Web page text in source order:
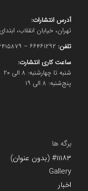
آدرس انتشارات:
تهران، خیابان انقلاب،
تلفن:
ساعت کاری انتشارت:
شنبه تا چهارشنبه: ۸ الی ۲۰
پنج‌شنبه: ۸ الی ۱۹
برگه ها
#۱۱۱۸۳ (بدون عنوان)
Gallery
اخبار